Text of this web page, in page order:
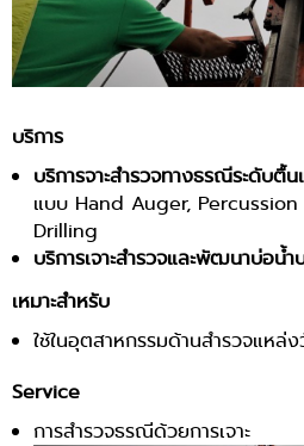
บริการ
บริการจาะสำรวจทางธรณีระดับตื้น
แบบ Hand Auger,
Drilling
บริการเจาะสำรวจและพัฒนาบ่อน้ำ
เหมาะสำหรับ
ใช้ในอุตสาหกรรมด้านสำรวจแหล่
Service
การสำรวจธรณีด้วยการเจาะ